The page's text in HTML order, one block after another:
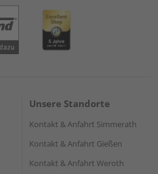
Unsere Standorte
Kontakt & Anfahrt Simmerath
Kontakt & Anfahrt Gießen
Kontakt & Anfahrt Weroth